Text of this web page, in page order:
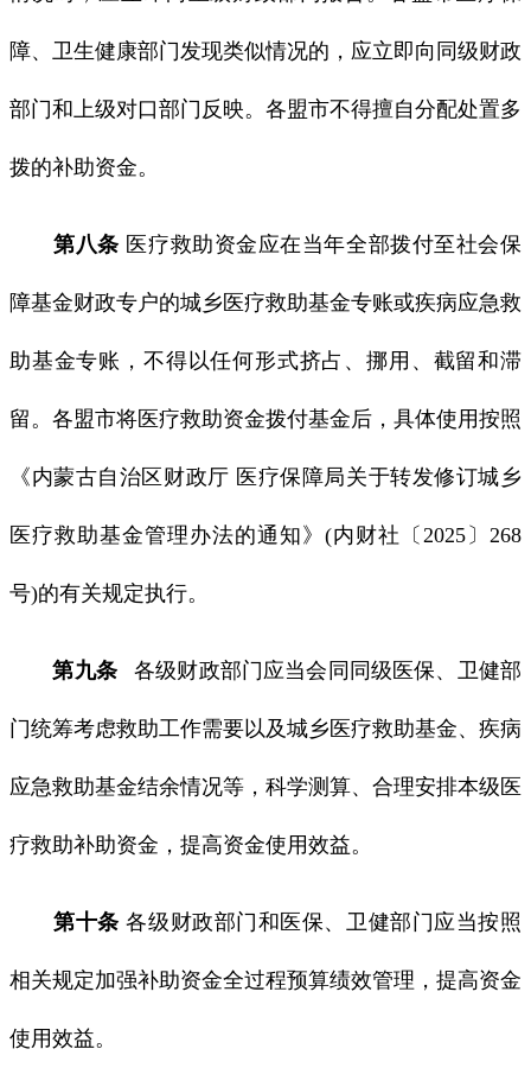
障、卫生健康部门发现类似情况的，应立即向同级财政
部门和上级对口部门反映。各盟市不得擅自分配处置多
拨的补助资金。
第八条 医疗救助资金应在当年全部拨付至社会保
障基金财政专户的城乡医疗救助基金专账或疾病应急救
助基金专账，不得以任何形式挤占、挪用、截留和滞
留。各盟市将医疗救助资金拨付基金后，具体使用按照
《内蒙古自治区财政厅 医疗保障局关于转发修订城乡
医疗救助基金管理办法的通知》(内财社〔2025〕268
号)的有关规定执行。
第九条各级财政部门应当会同同级医保、卫健部
门统筹考虑救助工作需要以及城乡医疗救助基金、疾病
应急救助基金结余情况等，科学测算、合理安排本级医
疗救助补助资金，提高资金使用效益。
第十条 各级财政部门和医保、卫健部门应当按照
相关规定加强补助资金全过程预算绩效管理，提高资金
使用效益。